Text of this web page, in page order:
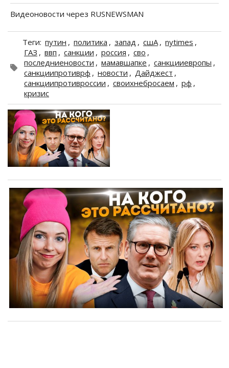
Видеоновости через RUSNEWSMAN
Теги: путин , политика , запад , сшА , nytimes ,
ГАЗ , ввп , санкции , россия , сво ,
последниеновости , мамавшапке , санкцииевропы ,
санкциипротиврф , новости , Дайджест ,
санкциипротивроссии , своихнебросаем , рф ,
кризис